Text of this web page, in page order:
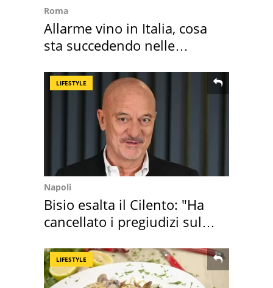
Roma
Allarme vino in Italia, cosa
sta succedendo nelle
LIFESTYLE
Napoli
Bisio esalta il Cilento: "Ha
cancellato i pregiudizi sul
LIFESTYLE